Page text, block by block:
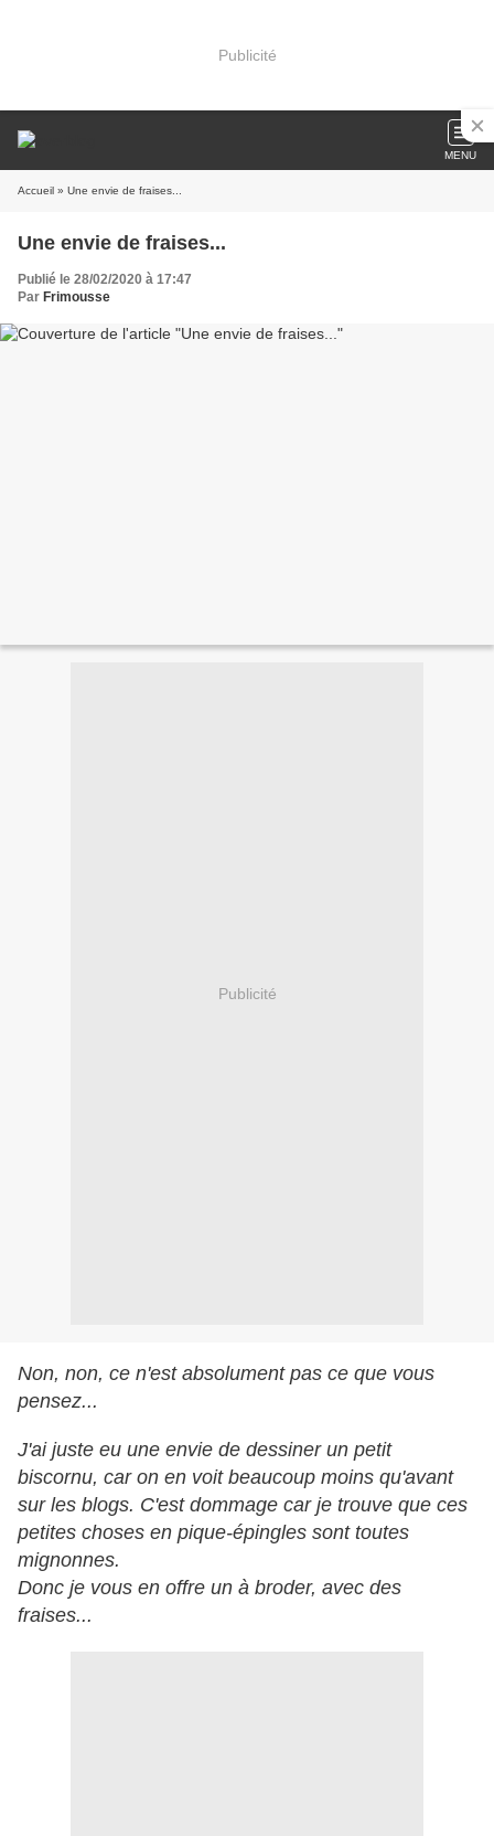
Publicité
MENU
Accueil » Une envie de fraises...
Une envie de fraises...
Publié le 28/02/2020 à 17:47
Par Frimousse
Publicité
Non, non, ce n'est absolument pas ce que vous
pensez...
J'ai juste eu une envie de dessiner un petit
biscornu, car on en voit beaucoup moins qu'avant
sur les blogs. C'est dommage car je trouve que ces
petites choses en pique-épingles sont toutes
mignonnes.
Donc je vous en offre un à broder, avec des
fraises...